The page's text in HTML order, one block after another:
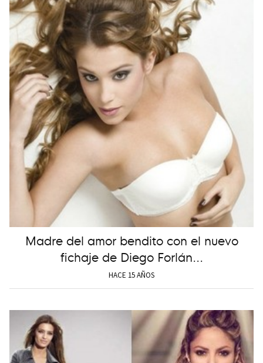
Madre del amor bendito con el nuevo
fichaje de Diego Forlán...
HACE 15 AÑOS